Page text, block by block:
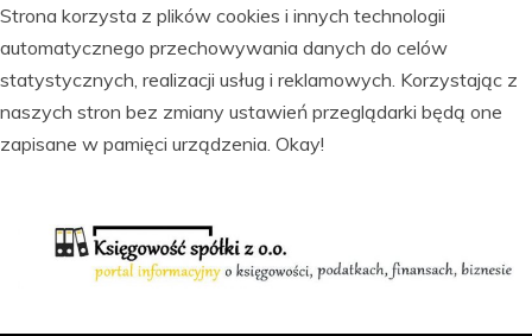
Strona korzysta z plików cookies i innych technologii
automatycznego przechowywania danych do celów
statystycznych, realizacji usług i reklamowych. Korzystając z
naszych stron bez zmiany ustawień przeglądarki będą one
zapisane w pamięci urządzenia. Okay!
FINANSACH I BIZNESIE